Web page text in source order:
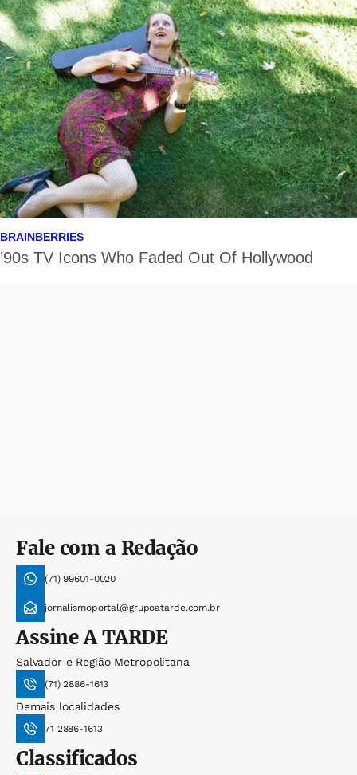
Fale com a Redação
(71) 99601-0020
jornalismoportal@grupoatarde.com.br
AssineA TARDE
Salvador e Região Metropolitana
(71) 2886-1613
Demais localidades
71 2886-1613
Classificados